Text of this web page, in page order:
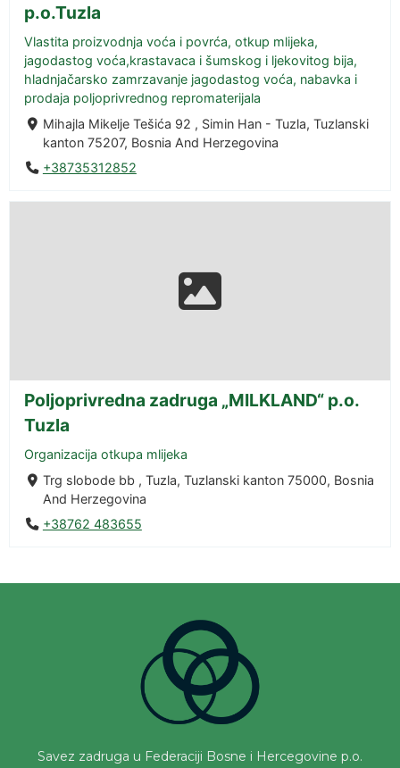
p.o.Tuzla
Vlastita proizvodnja voća i povrća, otkup mlijeka,
jagodastog voća,krastavaca i šumskog i ljekovitog bija,
hladnjačarsko zamrzavanje jagodastog voća, nabavka i
prodaja poljoprivrednog repromaterijala
Mihajla Mikelje Tešića 92 , Simin Han - Tuzla, Tuzlanski
kanton 75207, Bosnia And Herzegovina
+38735312852
Poljoprivredna zadruga „MILKLAND“ p.o.
Tuzla
Organizacija otkupa mlijeka
Trg slobode bb , Tuzla, Tuzlanski kanton 75000, Bosnia
And Herzegovina
+38762 483655
Savez zadruga u Federaciji Bosne i Hercegovine p.o.